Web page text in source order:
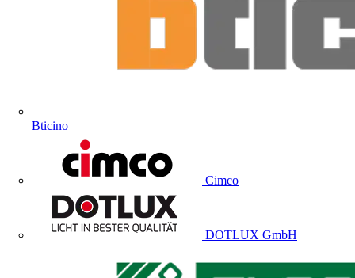
Bticino
Cimco
DOTLUX GmbH